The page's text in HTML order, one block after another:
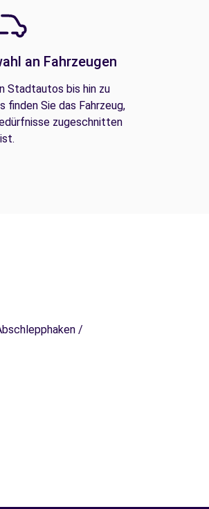
an Fahrzeugen
Stadtautos bis hin zu
finden Sie das Fahrzeug,
zugeschnitten
ist.
/